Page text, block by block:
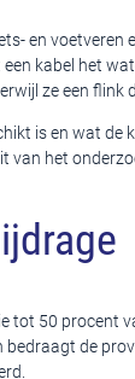
en voetveren
kabel het
ze een flink
is en wat de
van het
tot 50 procent
de